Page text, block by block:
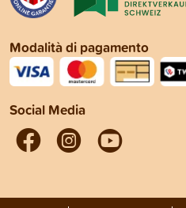
Modalità di pagamento
Social Media